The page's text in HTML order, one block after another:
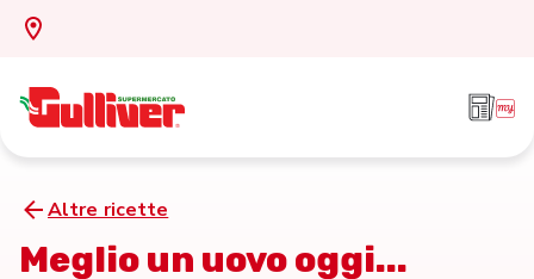
Altre ricette
Meglio un uovo oggi...